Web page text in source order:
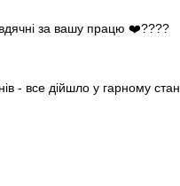
за вашу працю ❤️????
- все дійшло у гарному